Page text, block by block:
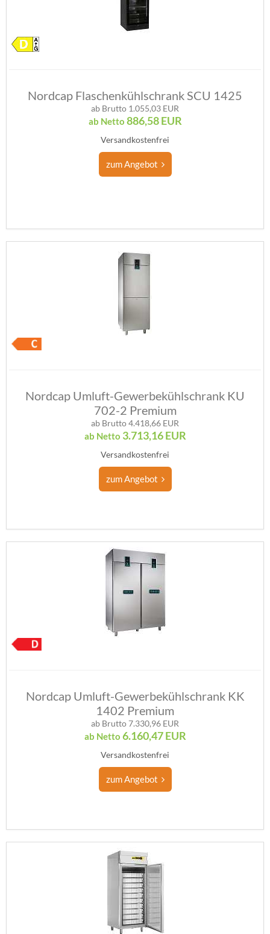
Nordcap Flaschenkühlschrank SCU 1425
ab Brutto 1.055,03 EUR
ab Netto 886,58EUR
Versandkostenfrei
zum Angebot
Nordcap Umluft-Gewerbekühlschrank KU
702-2 Premium
ab Brutto 4.418,66 EUR
ab Netto 3.713,16EUR
Versandkostenfrei
zum Angebot
Nordcap Umluft-Gewerbekühlschrank KK
1402 Premium
ab Brutto 7.330,96 EUR
ab Netto 6.160,47EUR
Versandkostenfrei
zum Angebot